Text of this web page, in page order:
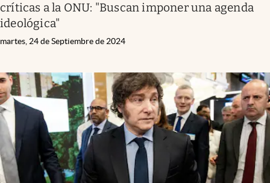
críticas a la ONU: "Buscan imponer una agenda
ideológica"
martes, 24 de Septiembre de 2024